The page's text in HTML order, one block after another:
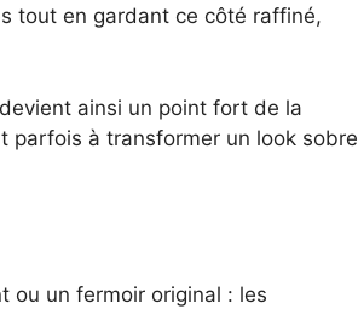
tout en gardant ce côté raffiné,
ainsi un point fort de la
parfois à transformer un look sobre
ou un fermoir original : les